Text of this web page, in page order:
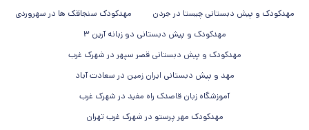
مهدکودک و پیش دبستانی چیستا در جردن
مهدکودک سنجاقک ها در سهروردی
مهدکودک و پیش دبستانی دو زبانه آرین ۳
مهدکودک و پیش دبستانی قصر سپهر در شهرک غرب
مهد و پیش دبستانی ایران زمین در سعادت آباد
آموزشگاه زبان قاصدک راه مفید در شهرک غرب
مهدکودک مهر پرستو در شهرک غرب تهران